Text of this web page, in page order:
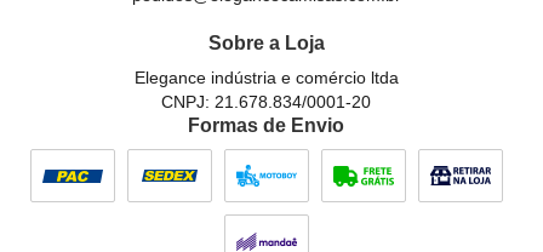
Sobre a Loja
Elegance indústria e comércio ltda
CNPJ: 21.678.834/0001-20
Formas de Envio